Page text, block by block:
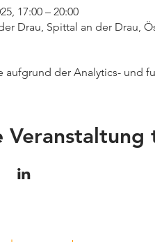
17:00 – 20:00
Drau, Spittal an der Drau,
aufgrund der Analytics- und
Veranstaltung